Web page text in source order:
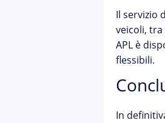
Il servizio
veicoli,
APL è
flessibili.
In